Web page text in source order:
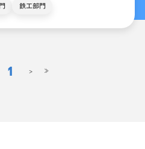
鉄工部門
1 > ≫